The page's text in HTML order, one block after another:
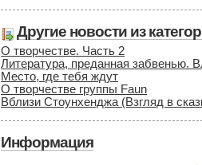
Другие новости из
О творчестве. Часть 2
Литература, преданная забвенью.
Место, где тебя ждут
О творчестве группы Faun
Вблизи Стоунхенджа (Взгляд в
Информация